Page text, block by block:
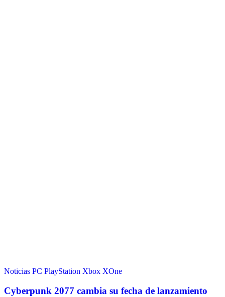
Noticias PC PlayStation Xbox XOne
Cyberpunk 2077 cambia su fecha de lanzamiento